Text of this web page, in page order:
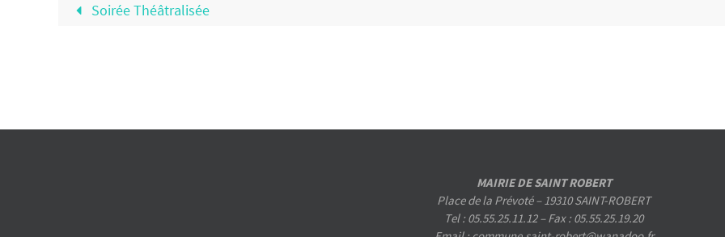
Soirée Théâtralisée
MAIRIE DE SAINT ROBERT
Place de la Prévoté – 19310 SAINT-ROBERT
Tel : 05.55.25.11.12 – Fax : 05.55.25.19.20